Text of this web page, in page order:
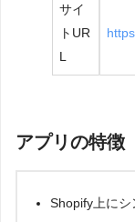
サイ
トUR
L
アプリの特徴
Shopify上に